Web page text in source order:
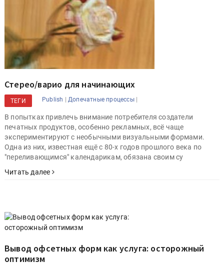
Стерео/варио для начинающих
ТЕГИ Publish | Допечатные процессы|
В попытках привлечь внимание потребителя создатели
печатных продуктов, особенно рекламных, всё чаще
экспериментируют с необычными визуальными формами.
Одна из них, известная ещё с 80-х годов прошлого века по
"переливающимся" календарикам, обязана своим су
Читать далее
Вывод офсетных форм как услуга: осторожный
оптимизм